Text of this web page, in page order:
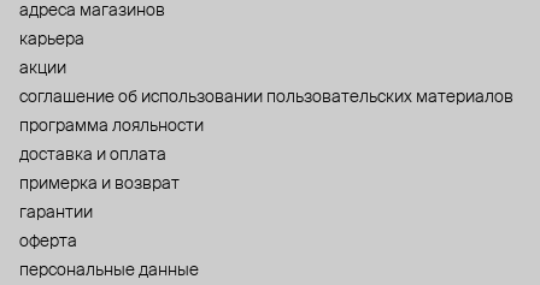
адреса магазинов
карьера
акции
cоглашение об использовании пользовательских материалов
программа лояльности
доставка и оплата
примерка и возврат
гарантии
оферта
персональные данные